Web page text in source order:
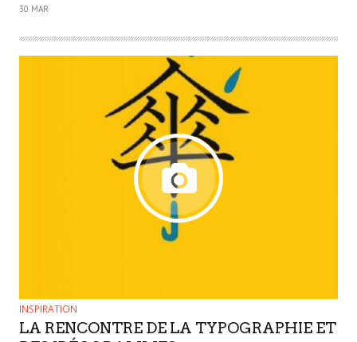
30 MAR
INSPIRATION
LA RENCONTRE DE LA TYPOGRAPHIE ET